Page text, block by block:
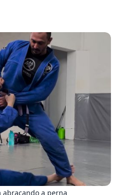
abraçando a perna